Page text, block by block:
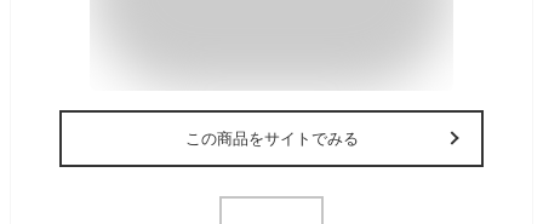
この商品をサイトでみる